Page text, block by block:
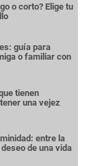
o corto? Elige tu
guía para
o familiar con
tienen
una vejez
entre la
de una vida